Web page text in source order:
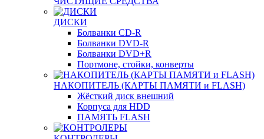
ДИСКИ
Болванки CD-R
Болванки DVD-R
Болванки DVD+R
Портмоне, стойки, конверты
НАКОПИТЕЛЬ (КАРТЫ ПАМЯТИ и FLASH)
Жёсткий диск внешний
Корпуса для HDD
ПАМЯТЬ FLASH